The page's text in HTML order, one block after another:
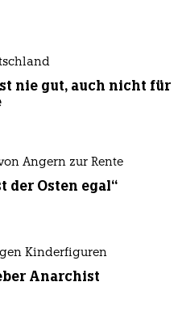
nie gut, auch nicht für
Angern zur Rente
der Osten egal“
Kinderfiguren
Anarchist